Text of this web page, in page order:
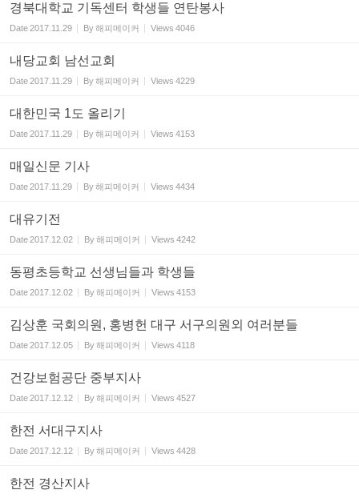
경북대학교 기독센터 학생들 연탄봉사
Date2017.11.29 By해피메이커 Views 4046
내당교회 남선교회
Date2017.11.29 By해피메이커 Views 4229
대한민국 1도 올리기
Date2017.11.29 By해피메이커 Views 4153
매일신문 기사
Date2017.11.29 By해피메이커 Views 4434
대유기전
Date2017.12.02 By해피메이커 Views 4242
동평초등학교 선생님들과 학생들
Date2017.12.02 By해피메이커 Views 4153
김상훈 국회의원, 홍병헌 대구 서구의원외 여러분들
Date2017.12.05 By해피메이커 Views 4118
건강보험공단 중부지사
Date2017.12.12 By해피메이커 Views 4527
한전 서대구지사
Date2017.12.12 By해피메이커 Views 4428
한전 경산지사